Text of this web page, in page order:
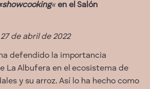
« en el Salón
de abril de 2022
defendido la importancia
La Albufera en el ecosistema de
y su arroz. Así lo ha hecho como